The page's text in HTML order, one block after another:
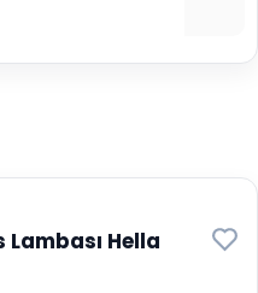
Lambası Hella